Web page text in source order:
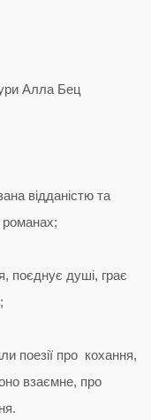
Алла Бец
відданістю та
романах;
поєднує душі, грає
поезії про кохання,
взаємне, про